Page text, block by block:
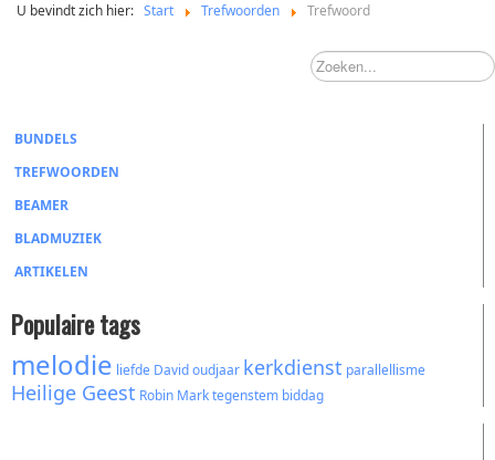
U bevindt zich hier: Start Trefwoorden Trefwoord
BUNDELS
TREFWOORDEN
BEAMER
BLADMUZIEK
ARTIKELEN
Populaire tags
melodie liefde Davidoudjaar kerkdienst parallellisme
Heilige Geest Robin Marktegenstem biddag